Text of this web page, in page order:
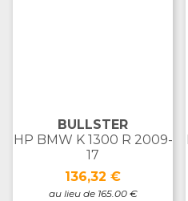
BULLSTER
HP BMW K 1300 R 2009-
17
Prix
136,32 €
au lieu de 165.00 €